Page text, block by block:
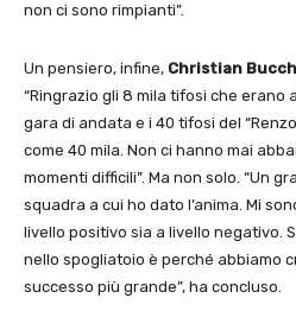
non ci sono rimpianti”.
Un pensiero, infine, Christian
“Ringrazio gli 8 mila tifosi che erano
gara di andata e i 40 tifosi del
come 40 mila. Non ci hanno mai
momenti difficili”. Ma non solo. “Un
squadra a cui ho dato l’anima. Mi
livello positivo sia a livello negativo.
nello spogliatoio è perché abbiamo
successo più grande”, ha concluso.